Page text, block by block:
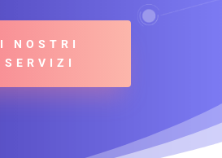
I NOSTRI
SERVIZI